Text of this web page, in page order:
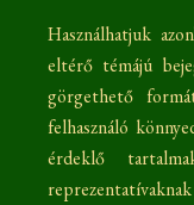
Használhatjuk
eltérő témájú
görgethető
felhasználó
érdeklő